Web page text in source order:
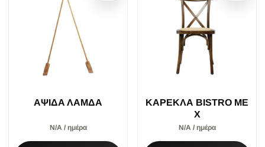
ΑΨΙΔΑ ΛΑΜΔΑ
Ν/Α / ημέρα
ΚΑΡΕΚΛΑ BISTRO ΜΕ
Χ
Ν/Α / ημέρα